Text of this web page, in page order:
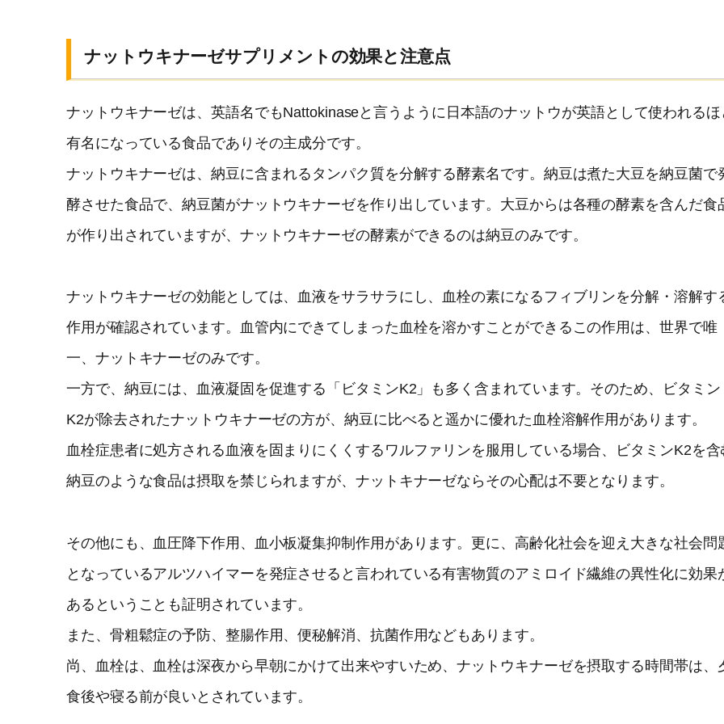
ナットウキナーゼサプリメントの効果と注意点
ナットウキナーゼは、英語名でもNattokinaseと言うように日本語のナットウが英語として使われるほ
有名になっている食品でありその主成分です。
ナットウキナーゼは、納豆に含まれるタンパク質を分解する酵素名です。納豆は煮た大豆を納豆菌で
酵させた食品で、納豆菌がナットウキナーゼを作り出しています。大豆からは各種の酵素を含んだ食
が作り出されていますが、ナットウキナーゼの酵素ができるのは納豆のみです。
ナットウキナーゼの効能としては、血液をサラサラにし、血栓の素になるフィブリンを分解・溶解す
作用が確認されています。血管内にできてしまった血栓を溶かすことができるこの作用は、世界で唯
一、ナットキナーゼのみです。
一方で、納豆には、血液凝固を促進する「ビタミンK2」も多く含まれています。そのため、ビタミン
K2が除去されたナットウキナーゼの方が、納豆に比べると遥かに優れた血栓溶解作用があります。
血栓症患者に処方される血液を固まりにくくするワルファリンを服用している場合、ビタミンK2を含
納豆のような食品は摂取を禁じられますが、ナットキナーゼならその心配は不要となります。
その他にも、血圧降下作用、血小板凝集抑制作用があります。更に、高齢化社会を迎え大きな社会問
となっているアルツハイマーを発症させると言われている有害物質のアミロイド繊維の異性化に効果
あるということも証明されています。
また、骨粗鬆症の予防、整腸作用、便秘解消、抗菌作用などもあります。
尚、血栓は、血栓は深夜から早朝にかけて出来やすいため、ナットウキナーゼを摂取する時間帯は、
食後や寝る前が良いとされています。